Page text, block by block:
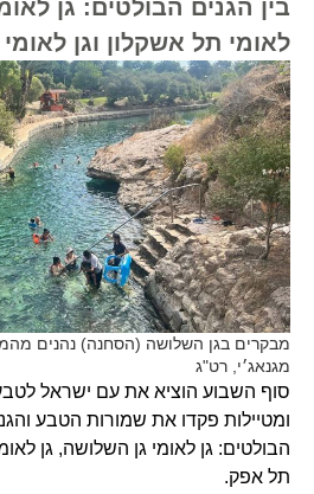
בין הגנים הבולטים: גן
לאומי תל אשקלון וגן
מבקרים בגן השלושה (הסחנה) נהנים
מגנאג׳י, רט"ג
ומטיילות פקדו את שמורות הטבע
הבולטים: גן לאומי גן השלושה, גן
תל אפק.